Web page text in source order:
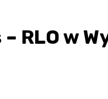
RLO w